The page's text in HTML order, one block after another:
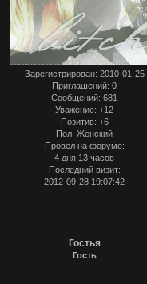
Зарегистрирован: 2010-01-25
Приглашений: 0
Сообщений: 681
Уважение: +12
Позитив: +6
Пол: Женский
Провел на форуме:
4 дня 13 часов
Последний визит:
2012-09-28 19:07:42
Гостья
Гость